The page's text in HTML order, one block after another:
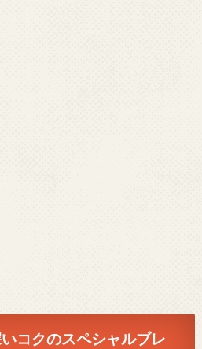
コクのスペシャルブレ